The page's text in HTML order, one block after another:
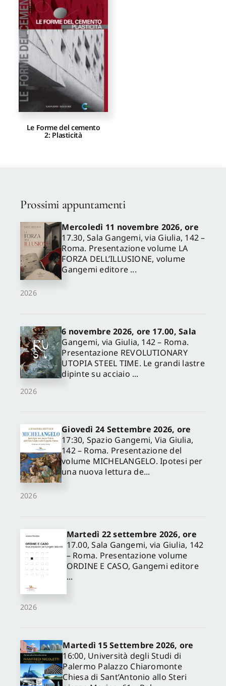
Proposte di pubblicazione
Gangemi Editore
Newsletter
Le Forme del cemento
2: Plasticità
Prossimi appuntamenti
2026
Mercoledì 11 novembre 2026, ore
17.30, Sala Gangemi, via Giulia, 142 –
Roma. Presentazione volume LA
FORZA DELL’ILLUSIONE, volume
Gangemi editore ...
2026
6 novembre 2026, ore 17.00, Sala
Gangemi, via Giulia, 142 – Roma.
Presentazione REVOLUTIONARY
UTOPIA STEEL TIME. Le grandi lastre
dipinte su acciaio ...
2026
Giovedì 24 Settembre 2026, ore
17:30, Spazio Gangemi, Via Giulia,
142 – Roma. Presentazione del
volume MICHELANGELO. Ipotesi per
una nuova lettura de...
2026
Martedì 22 settembre 2026, ore
17.00, Sala Gangemi, via Giulia, 142
– Roma. Presentazione volume
ORDINE E CASO, Gangemi editore
...
Martedì 15 Settembre 2026, ore
16:00, Università degli Studi di
Palermo Palazzo Chiaromonte
Chiesa di Sant’Antonio allo Steri